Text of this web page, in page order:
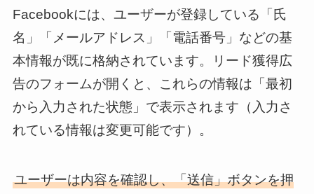
Facebookには、ユーザーが登録している「氏
名」「メールアドレス」「電話番号」などの基
本情報が既に格納されています。リード獲得広
告のフォームが開くと、これらの情報は「最初
から入力された状態」で表示されます（入力さ
れている情報は変更可能です）。
ユーザーは内容を確認し、「送信」ボタンを押